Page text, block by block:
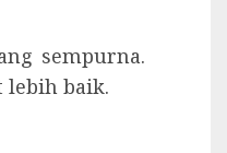
sempurna.
lebih baik.